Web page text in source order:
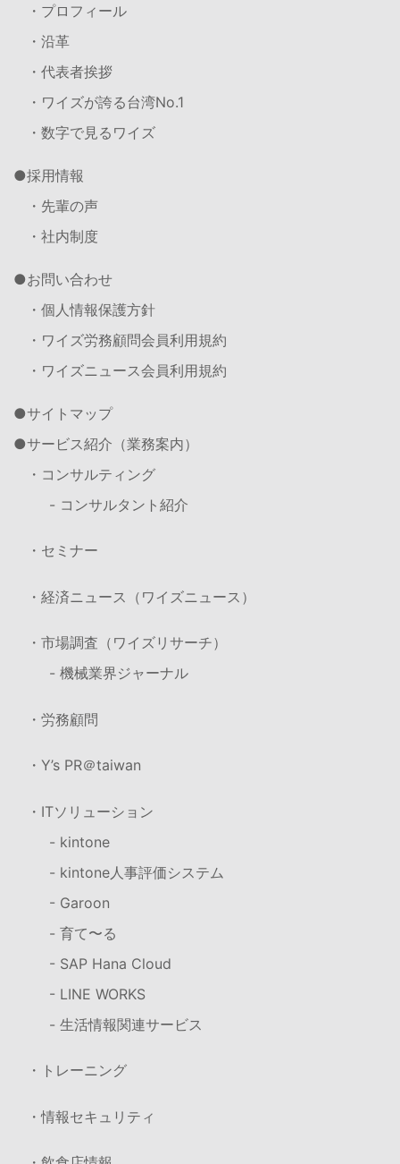
・プロフィール
・沿革
・代表者挨拶
・ワイズが誇る台湾No.1
・数字で見るワイズ
採用情報
・先輩の声
・社内制度
お問い合わせ
・個人情報保護方針
・ワイズ労務顧問会員利用規約
・ワイズニュース会員利用規約
サイトマップ
サービス紹介（業務案内）
・コンサルティング
- コンサルタント紹介
・セミナー
・経済ニュース（ワイズニュース）
・市場調査（ワイズリサーチ）
- 機械業界ジャーナル
・労務顧問
・Y’s PR＠taiwan
・ITソリューション
- kintone
- kintone人事評価システム
- Garoon
- 育て〜る
- SAP Hana Cloud
- LINE WORKS
- 生活情報関連サービス
・トレーニング
・情報セキュリティ